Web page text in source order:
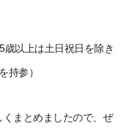
歳以上は土日祝日を除き
持参）
まとめましたので、ぜ